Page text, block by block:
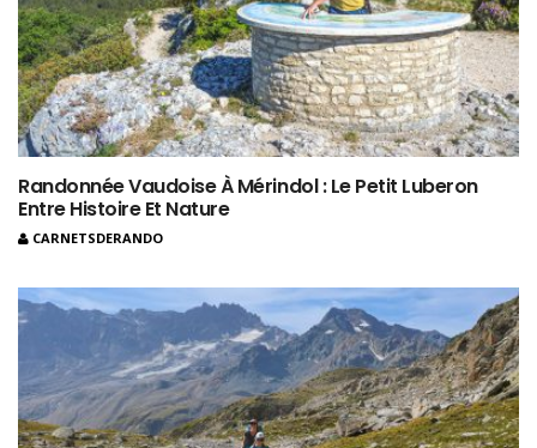
Randonnée Vaudoise À Mérindol : Le Petit Luberon
Entre Histoire Et Nature
CARNETSDERANDO